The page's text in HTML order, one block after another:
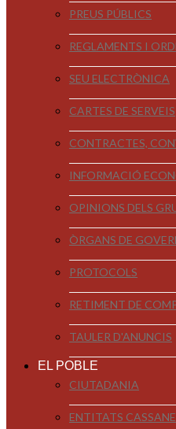
PREUS PÚBLICS
REGLAMENTS I
SEU ELECTRÒNICA
CARTES DE SERVEIS
CONTRACTES,
INFORMACIÓ
OPINIONS DELS
ÒRGANS DE
PROTOCOLS
RETIMENT DE
TAULER D'ANUNCIS
EL POBLE
CIUTADANIA
ENTITATS